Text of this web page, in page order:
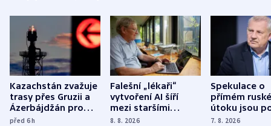
Kazachstán zvažuje
trasy přes Gruzii a
Ázerbájdžán pro
vývoz ropy do
před 6h
Falešní „lékaři“
vytvoření AI šíří
mezi staršími
Poláky nebezpečné
8. 8. 2026
Spekulace o
přímém
útoku jsou
míní
7. 8. 2026